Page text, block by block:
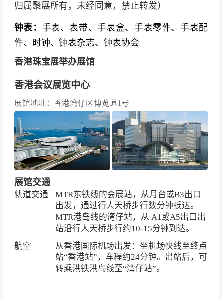
珠宝、比辰钟錶珠宝、Austy Lee、Glamour Fine
Jewelry、Arihant Star、Sim Star Asia
硬足金展馆企业（世界黄金协会组织）
豪珠宝、赛菲尔珠宝、金至珠宝、翠绿首饰、星
宝、金龙珠宝
设计师品牌：韩国设计师展团（10位）、香港设
计师Austy Lee、亚太区创作师协会成员、亚洲珠
宝文化设计工艺协会成员
检测认证及服务品牌：GIA香港、Gubelin Hong
Kong、香港珠宝玉石厂商会、香港钻石总会
国际展团及产区代表：竹山绿松石展团、香港表
厂商会、乌兹别克黄金珠宝展商、土耳其展商、
印度宝石供应商、巴西展团、阿联酋展团
归属聚展所有，未经同意，禁止转发）
钟表： 手表、表带、手表盒、手表零件、手表配
件、时钟、钟表杂志、钟表协会
香港珠宝展举办展馆
香港会议展览中心
展馆地址：香港湾仔区博览道1号
展馆交通
轨道交通 MTR东铁线的会展站 ，从月台或B3出口
出发，通过行人天桥步行数分钟抵达。
MTR港岛线的湾仔站 ，从 A1或A5出口出
站沿行人天桥步行约10-15分钟到达。
航空
从香港国际机场出发：坐机场快线至终点
站“香港站”，车程约24分钟。出站后，可
转乘港铁港岛线至“湾仔站”。